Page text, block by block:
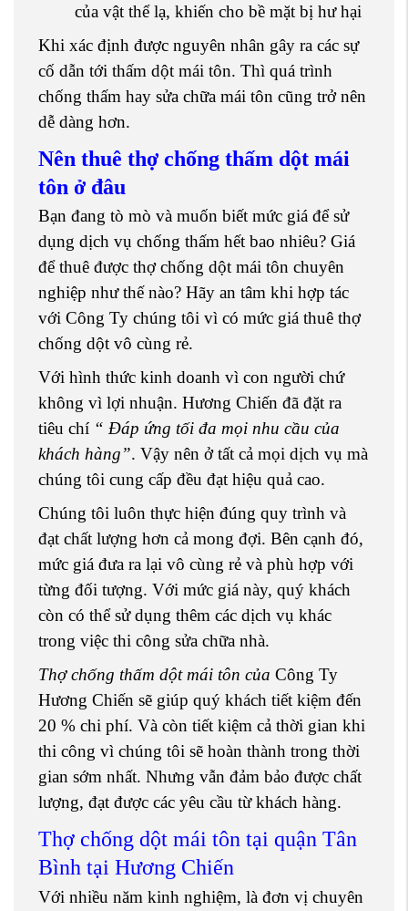
của vật thể lạ, khiến cho bề mặt bị hư hại
Khi xác định được nguyên nhân gây ra các sự
cố dẫn tới thấm dột mái tôn. Thì quá trình
chống thấm hay sửa chữa mái tôn cũng trở nên
dễ dàng hơn.
Nên thuê thợ chống thấm dột mái
tôn ở đâu
Bạn đang tò mò và muốn biết mức giá để sử
dụng dịch vụ chống thấm hết bao nhiêu? Giá
để thuê được thợ chống dột mái tôn chuyên
nghiệp như thế nào? Hãy an tâm khi hợp tác
với Công Ty chúng tôi vì có mức giá thuê thợ
chống dột vô cùng rẻ.
Với hình thức kinh doanh vì con người chứ
không vì lợi nhuận. Hương Chiến đã đặt ra
tiêu chí “ Đáp ứng tối đa mọi nhu cầu của
khách hàng”. Vậy nên ở tất cả mọi dịch vụ mà
chúng tôi cung cấp đều đạt hiệu quả cao.
Chúng tôi luôn thực hiện đúng quy trình và
đạt chất lượng hơn cả mong đợi. Bên cạnh đó,
mức giá đưa ra lại vô cùng rẻ và phù hợp với
từng đối tượng. Với mức giá này, quý khách
còn có thể sử dụng thêm các dịch vụ khác
trong việc thi công sửa chữa nhà.
Thợ chống thấm dột mái tôn của Công Ty
Hương Chiến sẽ giúp quý khách tiết kiệm đến
20 % chi phí. Và còn tiết kiệm cả thời gian khi
thi công vì chúng tôi sẽ hoàn thành trong thời
gian sớm nhất. Nhưng vẫn đảm bảo được chất
lượng, đạt được các yêu cầu từ khách hàng.
Thợ chống dột mái tôn tại quận Tân
Bình tại Hương Chiến
Với nhiều năm kinh nghiệm, là đơn vị chuyên